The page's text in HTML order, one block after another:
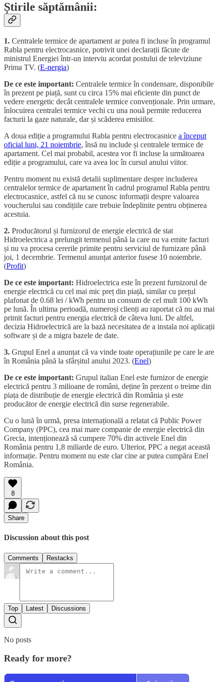
Știrile săptămânii:
1. Centralele termice de apartament ar putea fi incluse în programul
Rabla pentru electrocasnice, potrivit unei declarații făcute de
ministrul Energiei într-un interviu acordat postului de televiziune
Prima TV. (E-nergia)
De ce este important: Centralele termice în condensare, disponibile
în prezent pe piață, sunt cu circa 15% mai eficiente din punct de
vedere energetic decât centralele termice convenționale. Prin urmare,
înlocuirea centralei termice vechi cu una nouă permite reducerea
facturii la gaze naturale, dar și scăderea emisiilor.
A doua ediție a programului Rabla pentru electrocasnice a început
oficial luni, 21 noiembrie, însă nu include și centralele termice de
apartament. Cel mai probabil, acestea vor fi incluse la următoarea
ediție a programului, care va avea loc în cursul anului viitor.
Pentru moment nu există detalii suplimentare despre includerea
centralelor termice de apartament în cadrul programul Rabla pentru
electrocasnice, astfel că nu se cunosc informații despre valoarea
voucherului sau condițiile care trebuie îndeplinite pentru obținerea
acestuia.
2. Producătorul și furnizorul de energie electrică de stat
Hidroelectrica a prelungit termenul până la care nu va emite facturi
și nu va procesa cererile primite pentru serviciul de furnizare până
joi, 1 decembrie. Termenul anunțat anterior fusese 10 noiembrie.
(Profit)
De ce este important: Hidroelectrica este în prezent furnizorul de
energie electrică cu cel mai mic preț din piață, similar cu prețul
plafonat de 0.68 lei / kWh pentru un consum de cel mult 100 kWh
pe lună. În ultima perioadă, numeroși clienți au raportat că nu au mai
primit facturi pentru energia electrică de câteva luni. De altfel,
decizia Hidroelectrică are la bază necesitatea de a instala noi aplicații
software și de a migra bazele de date.
3. Grupul Enel a anunțat că va vinde toate operațiunile pe care le are
în România până la sfârșitul anului 2023. (Enel)
De ce este important: Grupul italian Enel este furnizor de energie
electrică pentru 3 milioane de români, deține în prezent o treime din
piața de distribuție de energie electrică din România și este
producător de energie electrică din surse regenerabile.
Cu o lună în urmă, presa internațională a relatat că Public Power
Company (PPC), cea mai mare companie de energie electrică din
Grecia, intenționează să cumpere 70% din activele Enel din
România pentru 1,8 miliarde de euro. Ulterior, PPC a negat această
informație. Pentru moment nu este clar cine ar putea cumpăra Enel
România.
8
Share
Discussion about this post
Comments Restacks
Top Latest Discussions
No posts
Ready for more?